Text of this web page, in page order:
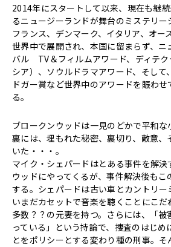
2014年にスタートして以来、現在も継
るニュージーランドが舞台のミステリー
フランス、デンマーク、イタリア、オー
世界中で展開され、本国に留まらず、ニ
バル TV＆フィルムアワード、ディテク
シア）、ソウルドラマアワード、そし
ドガー賞など世界中のアワードを賑わ
る。
ブロークンウッドは一見のどかで平和
裏には、埋もれた秘密、裏切り、敵意、
いた・・・。
マイク・シェパードはとある事件を解
ウッドにやってくるが、事件解決後も
する。シェパードは古い車とカントリー
いまだカセットで音楽を聴くことにこだ
多数？？の元妻を持つ。さらには、「
っている」という持論で、捜査のはじめ
とをポリシーとする変わり種の刑事。